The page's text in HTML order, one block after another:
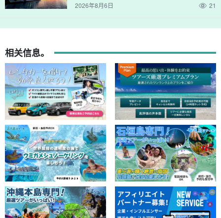
2026年8月6日 21
相关信息。